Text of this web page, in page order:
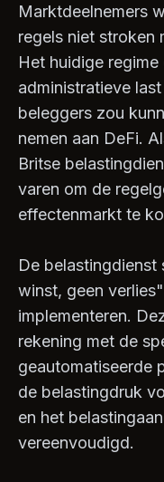
Marktdeelnemers
regels niet stroken
Het huidige
administratieve
beleggers zou
nemen aan DeFi.
Britse
varen om de
effectenmarkt te
De
winst, geen
implementeren.
rekening met de
geautomatiseerde
de belastingdruk
en het
vereenvoudigd.